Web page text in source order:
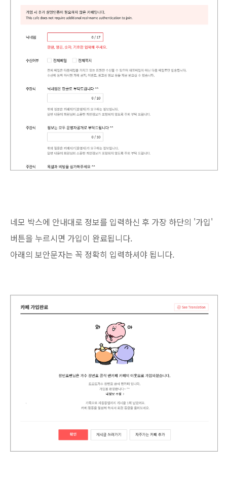
네모 박스에 안내대로 정보를 입력하신 후 가장 하단의 '가입'
버튼을 누르시면 가입이 완료됩니다.
아래의 보안문자는 꼭 정확히 입력하셔야 됩니다.